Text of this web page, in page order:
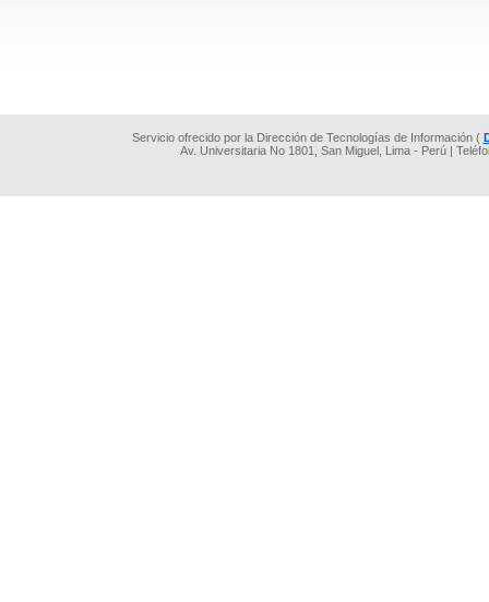
Servicio ofrecido por la Dirección de Tecnologías de Información (
Av. Universitaria No 1801, San Miguel, Lima - Perú |